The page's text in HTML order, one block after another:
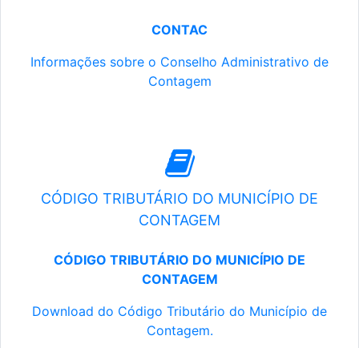
CONTAC
Informações sobre o Conselho Administrativo de
Contagem
CÓDIGO TRIBUTÁRIO DO MUNICÍPIO DE
CONTAGEM
CÓDIGO TRIBUTÁRIO DO MUNICÍPIO DE
CONTAGEM
Download do Código Tributário do Município de
Contagem.